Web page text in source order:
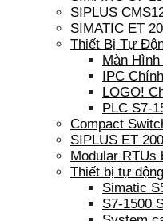
SIPLUS
SIMATIC ET
Thiết Bị Tự
Màn
IPC
LOGO!
PLC S7-
Compact
SIPLUS ET
Modular RTUs
Thiết bị tự
Simatic
S7-1500